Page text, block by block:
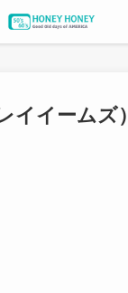
イイームズ）